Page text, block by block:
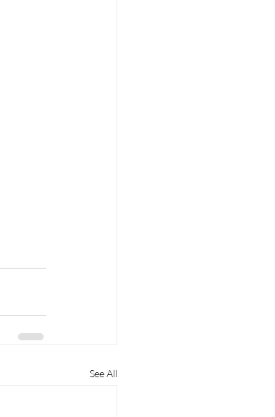
See All